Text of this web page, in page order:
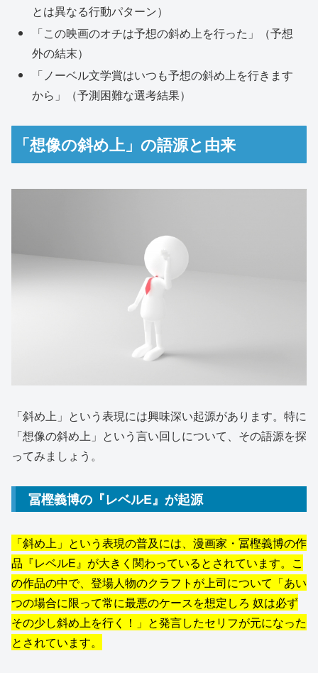
とは異なる行動パターン）
「この映画のオチは予想の斜め上を行った」（予想
外の結末）
「ノーベル文学賞はいつも予想の斜め上を行きます
から」（予測困難な選考結果）
「想像の斜め上」の語源と由来
「斜め上」という表現には興味深い起源があります。特に
「想像の斜め上」という言い回しについて、その語源を探
ってみましょう。
冨樫義博の『レベルE』が起源
「斜め上」という表現の普及には、漫画家・冨樫義博の作
品『レベルE』が大きく関わっているとされています。こ
の作品の中で、登場人物のクラフトが上司について「あい
つの場合に限って常に最悪のケースを想定しろ 奴は必ず
その少し斜め上を行く！」と発言したセリフが元になった
とされています。